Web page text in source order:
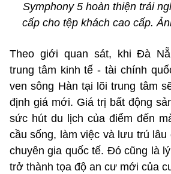
Symphony 5 hoàn thiện trải
cấp cho tệp khách cao cấp.
Theo giới quan sát, khi Đà
trung tâm kinh tế - tài chính
ven sông Hàn tại lõi trung tâm
định giá mới. Giá trị bất động
sức hút du lịch của điểm đến
cầu sống, làm việc và lưu trú lâu
chuyên gia quốc tế. Đó cũng là
trở thành tọa độ an cư mới của